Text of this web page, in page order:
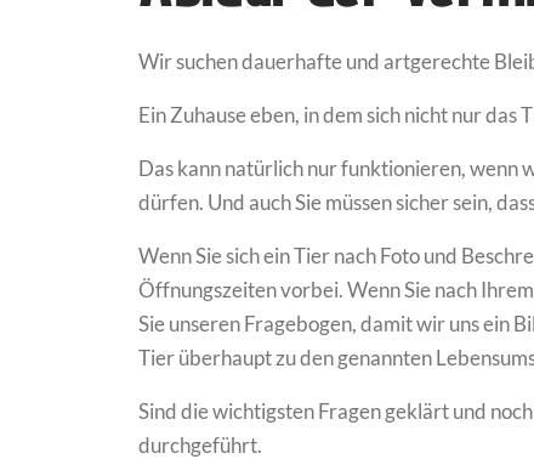
Wir suchen dauerhafte und artgerechte
Ein Zuhause eben, in dem sich nicht nur das
Das kann natürlich nur funktionieren, wenn
dürfen. Und auch Sie müssen sicher sein,
Wenn Sie sich ein Tier nach Foto und
Öffnungszeiten vorbei. Wenn Sie nach
Sie unseren Fragebogen, damit wir uns ein
Tier überhaupt zu den genannten
Sind die wichtigsten Fragen geklärt und
durchgeführt.